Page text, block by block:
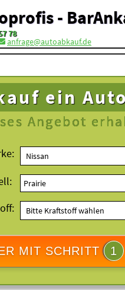
-
78
anfrage@autoabkauf.de
ein
Angebot
MIT SCHRITT 1